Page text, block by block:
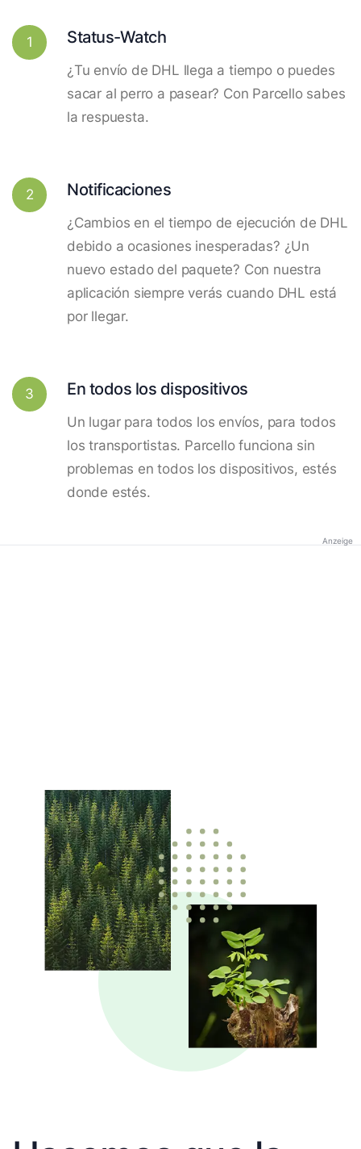
1 Status-Watch
¿Tu envío de DHL llega a tiempo o puedes
sacar al perro a pasear? Con Parcello sabes
la respuesta.
2 Notificaciones
¿Cambios en el tiempo de ejecución de DHL
debido a ocasiones inesperadas? ¿Un
nuevo estado del paquete? Con nuestra
aplicación siempre verás cuando DHL está
por llegar.
3 En todos los dispositivos
Un lugar para todos los envíos, para todos
los transportistas. Parcello funciona sin
problemas en todos los dispositivos, estés
donde estés.
Anzeige